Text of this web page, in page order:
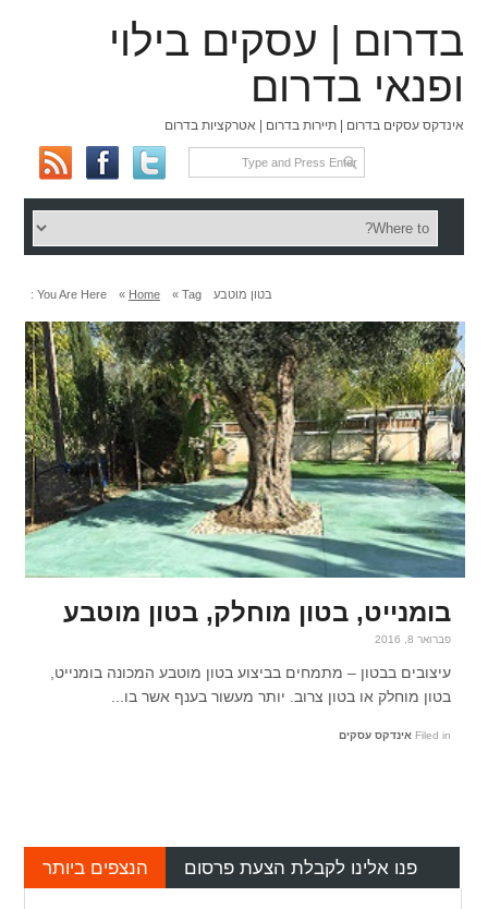
בדרום | עסקים בילוי
ופנאי בדרום
אינדקס עסקים בדרום | תיירות בדרום | אטרקציות בדרום
You Are Here : Home
» Tag » בטון מוטבע
בומנייט, בטון מוחלק, בטון מוטבע
פברואר 8, 2016
עיצובים בבטון – מתמחים בביצוע בטון מוטבע המכונה בומנייט,
בטון מוחלק או בטון צרוב. יותר מעשור בענף אשר בו...
Filed in אינדקס עסקים
הנצפים ביותר פנו אלינו לקבלת הצעת פרסום